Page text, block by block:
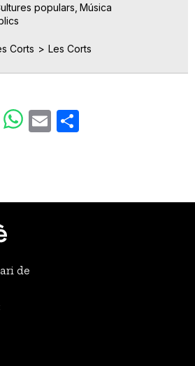
populars Música
Corts Les Corts
Email
de